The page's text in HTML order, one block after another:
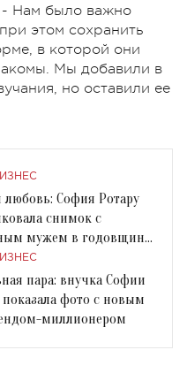
- Нам было важно
этом сохранить
в которой они
Мы добавили в
но оставили ее
любовь: София Ротару
снимок с
мужем в годовщину
пара: внучка Софии
показала фото с новым
миллионером